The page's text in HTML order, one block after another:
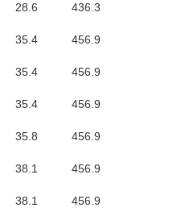
28.6
436.3
35.4
456.9
35.4
456.9
35.4
456.9
35.8
456.9
38.1
456.9
38.1
456.9